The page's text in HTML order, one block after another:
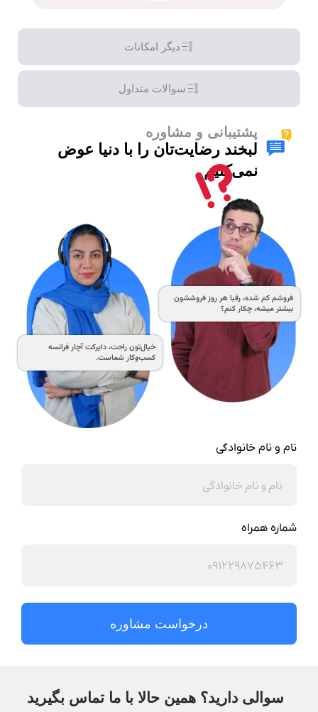
دیگر امکانات
سوالات متداول
پشتیبانی و مشاوره
لبخند رضایت‌تان را با دنیا عوض
نمی‌کنیم
فروشم کم شده، رقبا هر روز فروششون
بیشتر میشه، چکار کنم؟
خیال‌تون راحت، دایرکت آچار فرانسه
کسب‌وکار شماست.
نام و نام خانوادگی
شماره همراه
درخواست مشاوره
سوالی دارید؟ همین حالا با ما تماس بگیرید